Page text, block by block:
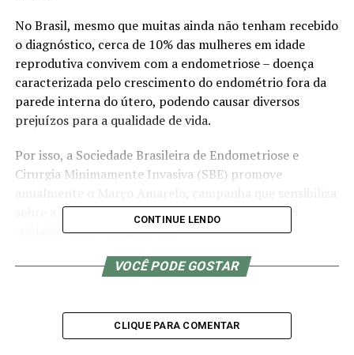
No Brasil, mesmo que muitas ainda não tenham recebido
o diagnóstico, cerca de 10% das mulheres em idade
reprodutiva convivem com a endometriose – doença
caracterizada pelo crescimento do endométrio fora da
parede interna do útero, podendo causar diversos
prejuízos para a qualidade de vida.
Por isso, a Sociedade Brasileira de Endometriose e
Cirurgia Minimamente Invasiva (SBE) promove
sobre a importância do diagnóstico precoce e dos
cuidados após o diagnóstico.
A presidente da SBE, a médica Dra. Helizabet Salomão
CONTINUE LENDO
VOCÊ PODE GOSTAR
CLIQUE PARA COMENTAR